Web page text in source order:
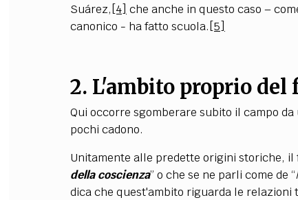
Suárez, [4] che anche in questo caso –
canonico - ha fatto scuola. [5]
2. L'ambito proprio del
Qui occorre sgomberare subito il campo
pochi cadono.
Unitamente alle predette origini storiche,
della coscienza” o che se ne parli come de “
dica che quest'ambito riguarda le relazioni